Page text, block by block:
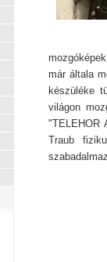
már általa
készüléke
világon
"TELEHOR
Traub